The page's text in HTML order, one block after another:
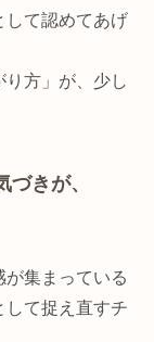
して認めてあげ
方」が、少し
きが、
集まっている
して捉え直すチ